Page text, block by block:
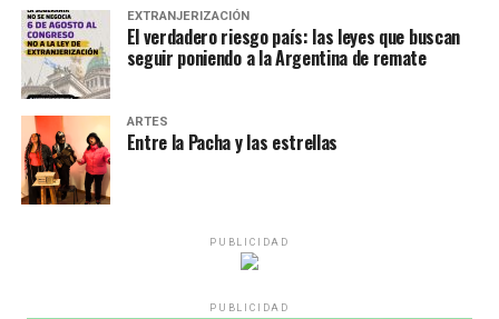
EXTRANJERIZACIÓN
El verdadero riesgo país: las leyes que buscan
seguir poniendo a la Argentina de remate
ARTES
Entre la Pacha y las estrellas
PUBLICIDAD
PUBLICIDAD